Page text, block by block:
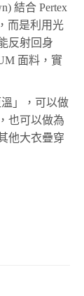
結合 Pertex
而是利用光
反射回身
面料，實
」，可以做
也可以做為
他大衣疊穿